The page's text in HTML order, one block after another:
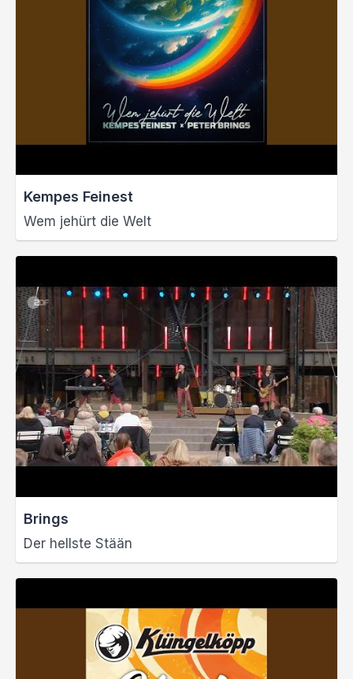
Kempes Feinest
Wem jehürt die Welt
Brings
Der hellste Stään